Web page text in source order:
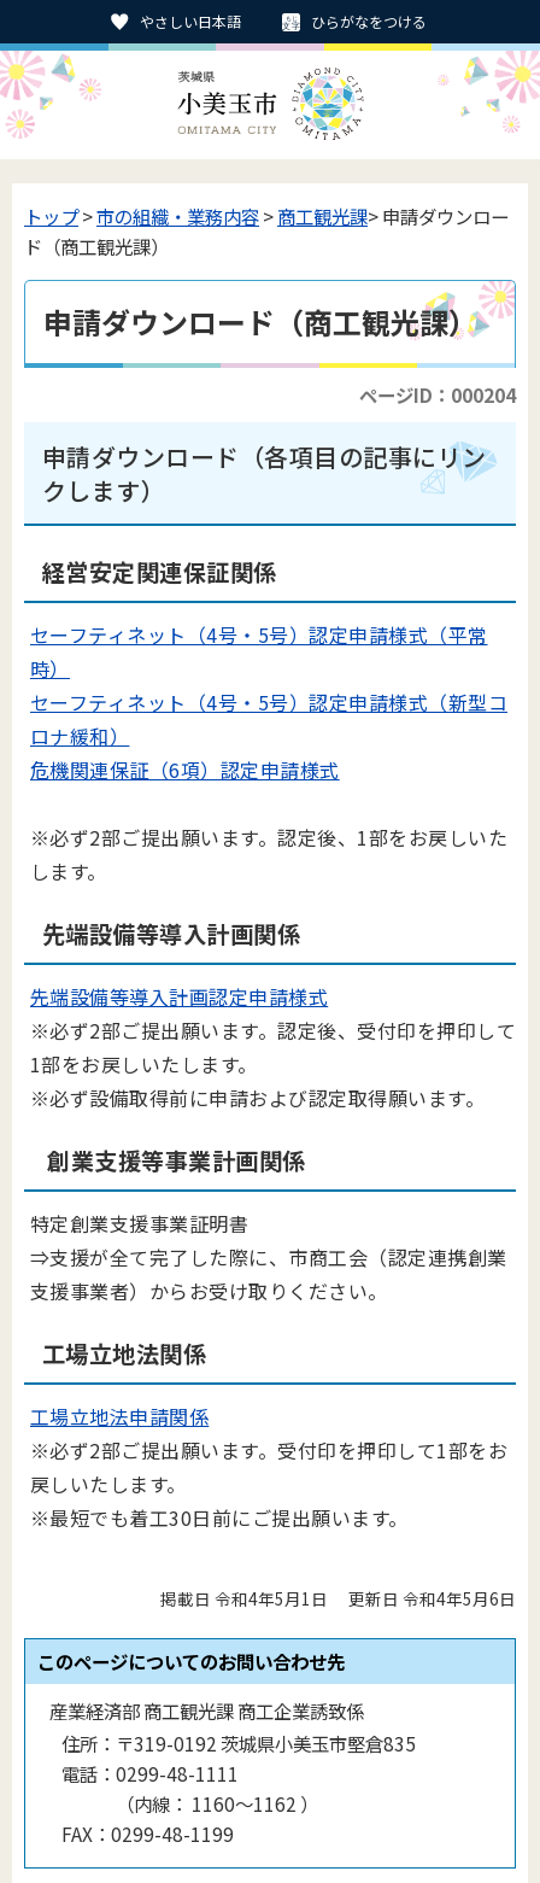
やさしい日本語 ひらがなをつける
トップ>市の組織・業務内容>商工観光課> 申請ダウンロー
ド（商工観光課）
申請ダウンロード（商工観光課）
ページID：000204
申請ダウンロード（各項目の記事にリン
クします）
経営安定関連保証関係
セーフティネット（4号・5号）認定申請様式（平常
時）
セーフティネット（4号・5号）認定申請様式（新型コ
ロナ緩和）
危機関連保証（6項）認定申請様式
※必ず2部ご提出願います。認定後、1部をお戻しいた
します。
先端設備等導入計画関係
先端設備等導入計画認定申請様式
※必ず2部ご提出願います。認定後、受付印を押印して
1部をお戻しいたします。
※必ず設備取得前に申請および認定取得願います。
創業支援等事業計画関係
特定創業支援事業証明書
⇒支援が全て完了した際に、市商工会（認定連携創業
支援事業者）からお受け取りください。
工場立地法関係
工場立地法申請関係
※必ず2部ご提出願います。受付印を押印して1部をお
戻しいたします。
※最短でも着工30日前にご提出願います。
掲載日 令和4年5月1日 更新日 令和4年5月6日
このページについてのお問い合わせ先
産業経済部 商工観光課 商工企業誘致係
住所： 〒319-0192 茨城県小美玉市堅倉835
電話： 0299-48-1111
（内線 ： 1160〜1162 ）
FAX： 0299-48-1199